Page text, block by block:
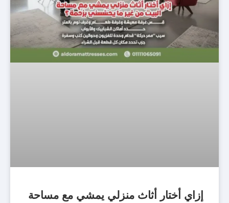
إزاي أختار أثاث منزلي يمشي مع مساحة